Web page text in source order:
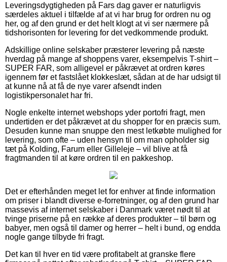
Leveringsdygtigheden på Fars dag gaver er naturligvis
særdeles aktuel i tilfælde af at vi har brug for ordren nu og
her, og af den grund er det helt klogt at vi ser nærmere på
tidshorisonten for levering for det vedkommende produkt.
Adskillige online selskaber præsterer levering på næste
hverdag på mange af shoppens varer, eksempelvis T-shirt –
SUPER FAR, som alligevel er påkrævet at ordren køres
igennem før et fastslået klokkeslæt, sådan at de har udsigt til
at kunne nå at få de nye varer afsendt inden
logistikpersonalet har fri.
Nogle enkelte internet webshops yder portofri fragt, men
undertiden er det påkrævet at du shopper for en præcis sum.
Desuden kunne man snuppe den mest letkøbte mulighed for
levering, som ofte – uden hensyn til om man opholder sig
tæt på Kolding, Farum eller Gilleleje – vil blive at få
fragtmanden til at køre ordren til en pakkeshop.
Det er efterhånden meget let for enhver at finde information
om priser i blandt diverse e-forretninger, og af den grund har
massevis af internet selskaber i Danmark været nødt til at
tvinge priserne på en række af deres produkter – til børn og
babyer, men også til damer og herrer – helt i bund, og endda
nogle gange tilbyde fri fragt.
Det kan til hver en tid være profitabelt at granske flere